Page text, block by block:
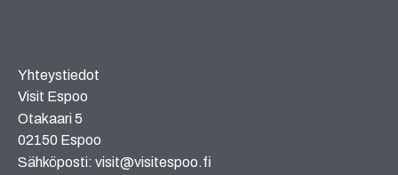
Yhteystiedot
Visit Espoo
Otakaari 5
02150 Espoo
Sähköposti: visit@visitespoo.fi